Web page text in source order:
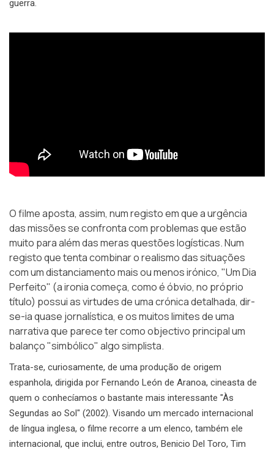
guerra.
O filme aposta, assim, num registo em que a urgência
das missões se confronta com problemas que estão
muito para além das meras questões logísticas. Num
registo que tenta combinar o realismo das situações
com um distanciamento mais ou menos irónico, "Um Dia
Perfeito" (a ironia começa, como é óbvio, no próprio
título) possui as virtudes de uma crónica detalhada, dir-
se-ia quase jornalística, e os muitos limites de uma
narrativa que parece ter como objectivo principal um
balanço "simbólico" algo simplista.
Trata-se, curiosamente, de uma produção de origem
espanhola, dirigida por Fernando León de Aranoa, cineasta de
quem o conhecíamos o bastante mais interessante "Às
Segundas ao Sol" (2002). Visando um mercado internacional
de língua inglesa, o filme recorre a um elenco, também ele
internacional, que inclui, entre outros, Benicio Del Toro, Tim